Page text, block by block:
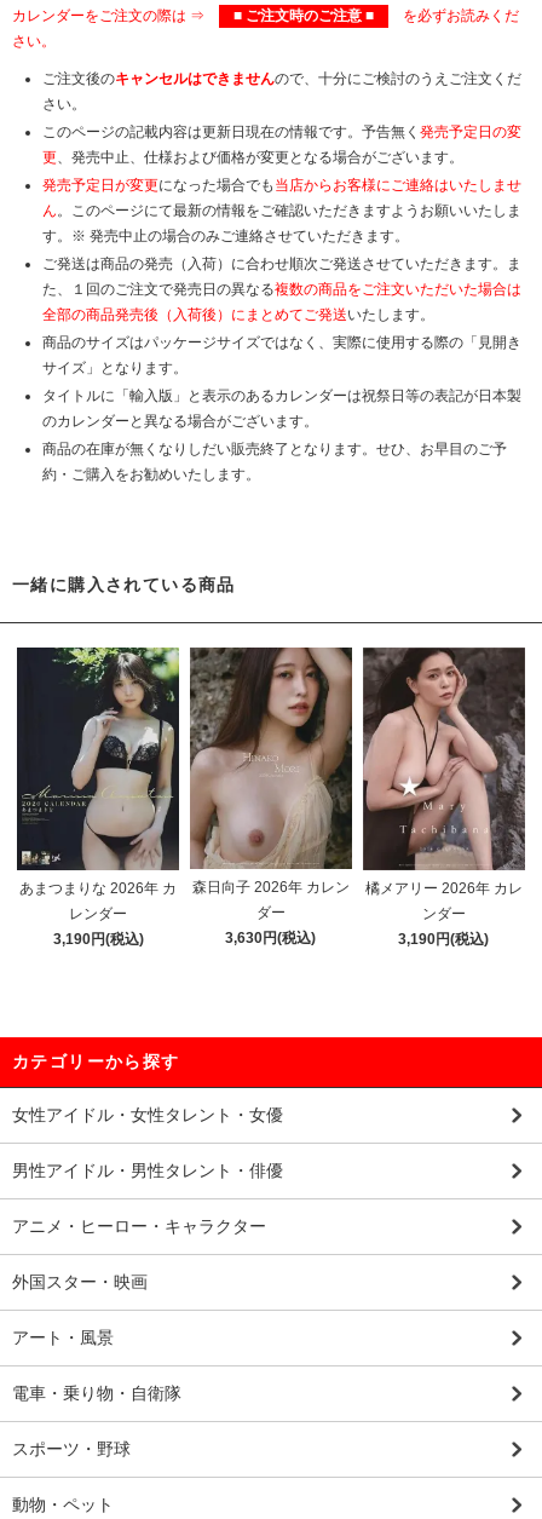
カレンダーをご注文の際は ⇒ ■ ご注文時のご注意 ■
を必ずお読みくだ
さい。
ご注文後のキャンセルはできませんので、十分にご検討のうえご注文くだ
さい。
このページの記載内容は更新日現在の情報です。予告無く 発売予定日の変
更、発売中止、仕様および価格が変更となる場合がございます。
発売予定日が変更になった場合でも 当店からお客様にご連絡はいたしませ
ん。このページにて最新の情報をご確認いただきますようお願いいたしま
す。※ 発売中止の場合のみご連絡させていただきます。
ご発送は商品の発売（入荷）に合わせ順次ご発送させていただきます。ま
た、１回のご注文で発売日の異なる複数の商品をご注文いただいた場合は
全部の商品発売後（入荷後）にまとめてご発送いたします。
商品のサイズはパッケージサイズではなく、実際に使用する際の「見開き
サイズ」となります。
タイトルに「輸入版」と表示のあるカレンダーは祝祭日等の表記が日本製
のカレンダーと異なる場合がございます。
商品の在庫が無くなりしだい販売終了となります。せひ、お早目のご予
約・ご購入をお勧めいたします。
一緒に購入されている商品
あまつまりな 2026年 カ
レンダー
3,190円(税込)
森日向子 2026年 カレン
ダー
3,630円(税込)
橘メアリー 2026年 カレ
ンダー
3,190円(税込)
カテゴリーから探す
女性アイドル・女性タレント・女優
男性アイドル・男性タレント・俳優
アニメ・ヒーロー・キャラクター
外国スター・映画
アート・風景
電車・乗り物・自衛隊
スポーツ・野球
動物・ペット